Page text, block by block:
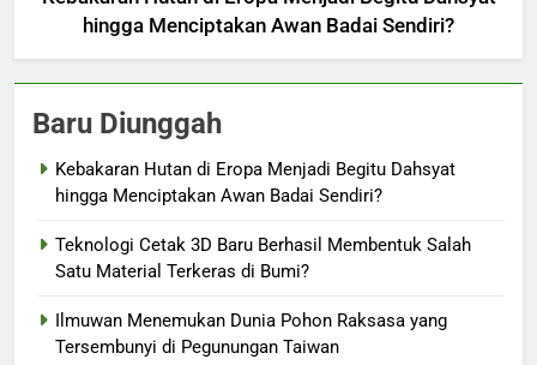
hingga Menciptakan Awan Badai Sendiri?
Baru Diunggah
Kebakaran Hutan di Eropa Menjadi Begitu Dahsyat
hingga Menciptakan Awan Badai Sendiri?
Teknologi Cetak 3D Baru Berhasil Membentuk Salah
Satu Material Terkeras di Bumi?
Ilmuwan Menemukan Dunia Pohon Raksasa yang
Tersembunyi di Pegunungan Taiwan